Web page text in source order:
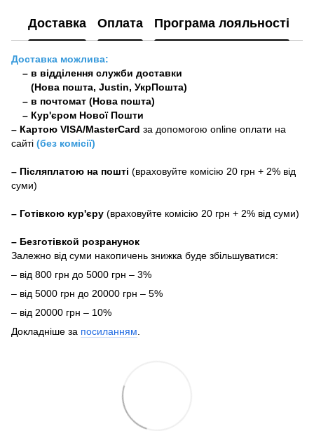
Доставка Оплата Програма лояльності
Доставка можлива:
– в відділення служби доставки
(Нова пошта, Justin, УкрПошта)
– в почтомат (Нова пошта)
– Кур'єром Нової Пошти
– Картою VISA/MasterCard за допомогою online оплати на
сайті (без комісії)
– Післяплатою на пошті (враховуйте комісію 20 грн + 2% від
суми)
– Готівкою кур'єру (враховуйте комісію 20 грн + 2% від суми)
– Безготівкой розранунок
Залежно від суми накопичень знижка буде збільшуватися:
– від 800 грн до 5000 грн – 3%
– від 5000 грн до 20000 грн – 5%
– від 20000 грн – 10%
Докладніше за посиланням